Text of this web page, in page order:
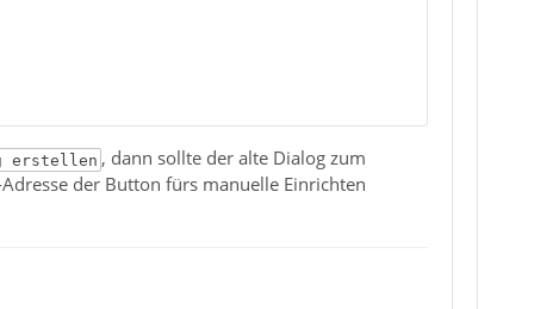
erstellen , dann sollte der alte Dialog zum
der Button fürs manuelle Einrichten